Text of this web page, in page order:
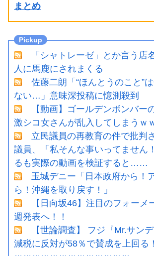
まとめ
「シャトレーゼ」とか言う店
人に馬鹿にされまくる
佐藤二朗「“ほんとうのこと”
ない…」意味深投稿に憶測殺到
【動画】ゴールデンボンバー
激シコ女さんが乱入してしまうｗ
立民議員の再教育の件で批判
議員、「私そんな事いってません
るも実際の動画を検証すると……
玉城デニー「日本政府から！
ら！沖縄を取り戻す！」
【日向坂46】注目のフォーメ
週発表へ！！
【世論調査】 フジ『Mr.サン
減税に反対が58％で賛成を上回る